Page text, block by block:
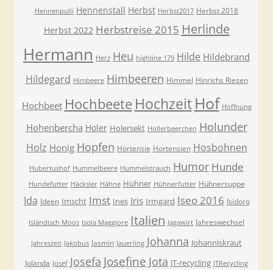
Hennenpulli Hennenstall Herbst Herbst2017 Herbst 2018
Herbst 2022 Herbstreise 2015 Herlinde
Hermann Herz Heu highline 179 Hilde Hildebrand
Hildegard Himbeere Himbeeren Himmel Hinrichs Riesen
Hochbeet Hochbeete Hochzeit Hof Hoffnung
Hohenbercha Holer Holersekt Hollerbeerchen Holunder
Holz Honig Hopfen Hortensie Hortensien Hosbohnen
Hubertushof Hummelbeere Hummelstrauch Humor Hunde
Hundefutter Häcksler Hähne Hühner Hühnerfutter Hühnersuppe
Ida Ideen Imscht Imst Ines Iris Irmgard Iseo 2016 Isidoro
Isländisch Moos Isola Maggiore Italien Jagawirt Jahreswechsel
Jahreszeit Jakobus Jasmin Jauerling Johanna Johanniskraut
Jolanda Josef Josefa Josefine Jota JT-recycling JTRecycling